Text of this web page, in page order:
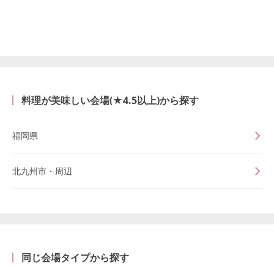
料理が美味しい会場(★4.5以上)から探す
福岡県
北九州市・周辺
同じ会場タイプから探す